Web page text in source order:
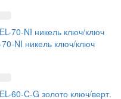
NI никель ключ/ключ